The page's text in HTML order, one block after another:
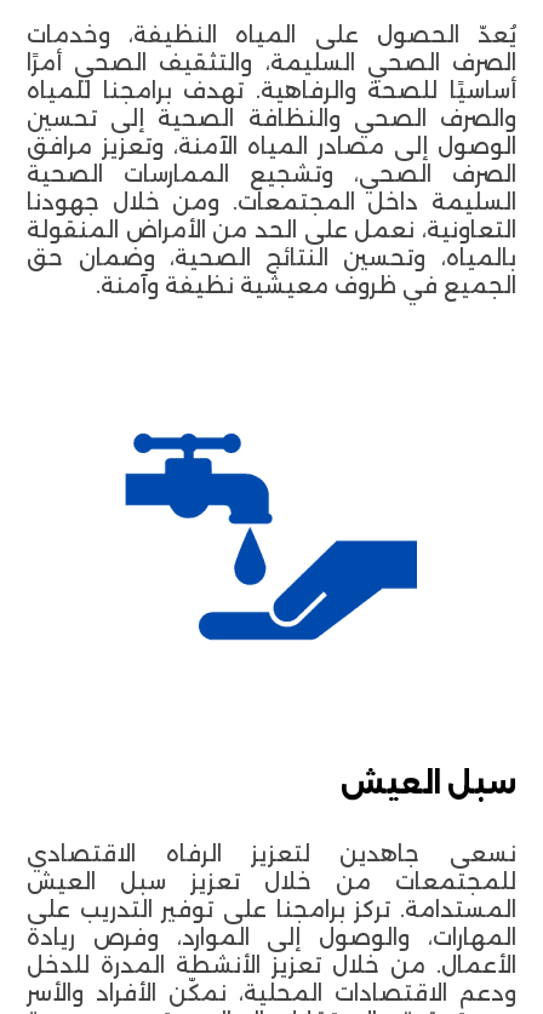
يُعدّ الحصول على المياه النظيفة، وخدمات
الصرف الصحي السليمة، والتثقيف الصحي أمرًا
أساسيًا للصحة والرفاهية. تهدف برامجنا للمياه
والصرف الصحي والنظافة الصحية إلى تحسين
الوصول إلى مصادر المياه الآمنة، وتعزيز مرافق
الصرف الصحي، وتشجيع الممارسات الصحية
السليمة داخل المجتمعات. ومن خلال جهودنا
التعاونية، نعمل على الحد من الأمراض المنقولة
بالمياه، وتحسين النتائج الصحية، وضمان حق
الجميع في ظروف معيشية نظيفة وآمنة.
سبل العيش
نسعى جاهدين لتعزيز الرفاه الاقتصادي
للمجتمعات من خلال تعزيز سبل العيش
المستدامة. تركز برامجنا على توفير التدريب على
المهارات، والوصول إلى الموارد، وفرص ريادة
الأعمال. من خلال تعزيز الأنشطة المدرة للدخل
ودعم الاقتصادات المحلية، نمكّن الأفراد والأسر